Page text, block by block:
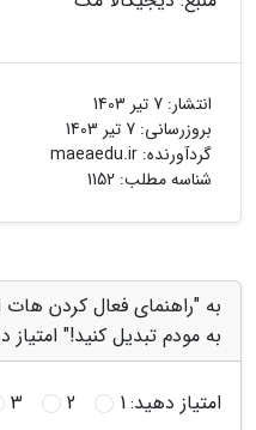
انتشار: 7 تیر 1403
بروزرسانی: 7 تیر 1403
گردآورنده: maeaedu.ir
شناسه مطلب: 1152
به "راهنمای فعال کردن
به مودم تبدیل کنید!" امتیاز
امتیاز دهید:1
2
3